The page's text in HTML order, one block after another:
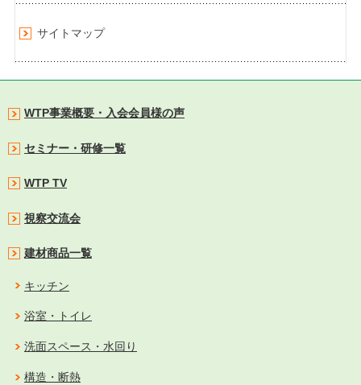
サイトマップ
WTP事業概要・入会会員様の声
セミナー・研修一覧
WTP TV
視察交流会
建材商品一覧
キッチン
浴室・トイレ
洗面スペース・水回り
構造・断熱